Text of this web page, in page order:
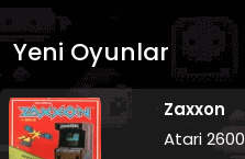
Yeni Oyunlar
Zaxxon
Atari 2600